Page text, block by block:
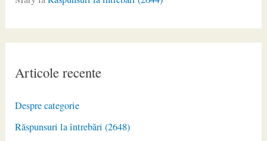
Articole recente
Despre categorie
Răspunsuri la întrebări (2648)